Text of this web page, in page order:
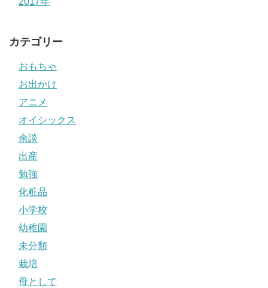
カテゴリー
おもちゃ
お出かけ
アニメ
オイシックス
余談
出産
勉強
化粧品
小学校
幼稚園
未分類
栽培
母として